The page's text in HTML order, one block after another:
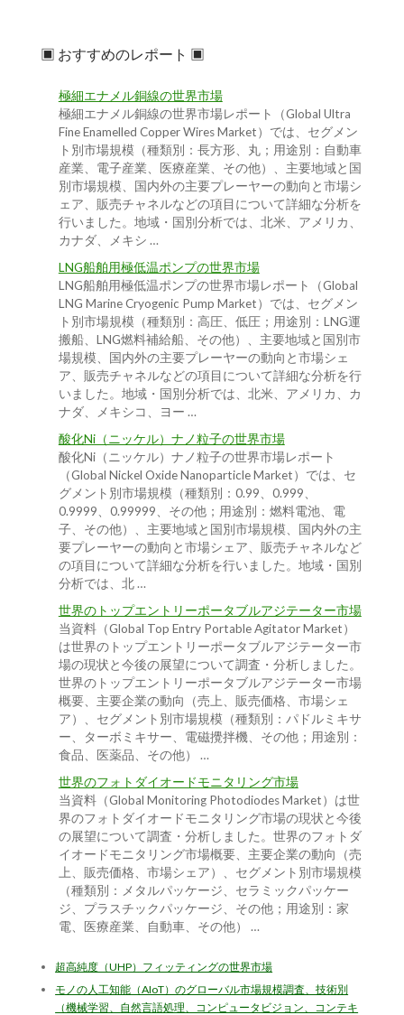
▣ おすすめのレポート ▣
極細エナメル銅線の世界市場
極細エナメル銅線の世界市場レポート（Global Ultra
Fine Enamelled Copper Wires Market）では、セグメン
ト別市場規模（種類別：長方形、丸；用途別：自動車
産業、電子産業、医療産業、その他）、主要地域と国
別市場規模、国内外の主要プレーヤーの動向と市場シ
ェア、販売チャネルなどの項目について詳細な分析を
行いました。地域・国別分析では、北米、アメリカ、
カナダ、メキシ …
LNG船舶用極低温ポンプの世界市場
LNG船舶用極低温ポンプの世界市場レポート（Global
LNG Marine Cryogenic Pump Market）では、セグメン
ト別市場規模（種類別：高圧、低圧；用途別：LNG運
搬船、LNG燃料補給船、その他）、主要地域と国別市
場規模、国内外の主要プレーヤーの動向と市場シェ
ア、販売チャネルなどの項目について詳細な分析を行
いました。地域・国別分析では、北米、アメリカ、カ
ナダ、メキシコ、ヨー …
酸化Ni（ニッケル）ナノ粒子の世界市場
酸化Ni（ニッケル）ナノ粒子の世界市場レポート
（Global Nickel Oxide Nanoparticle Market）では、セ
グメント別市場規模（種類別：0.99、0.999、
0.9999、0.99999、その他；用途別：燃料電池、電
子、その他）、主要地域と国別市場規模、国内外の主
要プレーヤーの動向と市場シェア、販売チャネルなど
の項目について詳細な分析を行いました。地域・国別
分析では、北 …
世界のトップエントリーポータブルアジテーター市場
当資料（Global Top Entry Portable Agitator Market）
は世界のトップエントリーポータブルアジテーター市
場の現状と今後の展望について調査・分析しました。
世界のトップエントリーポータブルアジテーター市場
概要、主要企業の動向（売上、販売価格、市場シェ
ア）、セグメント別市場規模（種類別：パドルミキサ
ー、ターボミキサー、電磁攪拌機、その他；用途別：
食品、医薬品、その他） …
世界のフォトダイオードモニタリング市場
当資料（Global Monitoring Photodiodes Market）は世
界のフォトダイオードモニタリング市場の現状と今後
の展望について調査・分析しました。世界のフォトダ
イオードモニタリング市場概要、主要企業の動向（売
上、販売価格、市場シェア）、セグメント別市場規模
（種類別：メタルパッケージ、セラミックパッケー
ジ、プラスチックパッケージ、その他；用途別：家
電、医療産業、自動車、その他） …
超高純度（UHP）フィッティングの世界市場
モノの人工知能（AIoT）のグローバル市場規模調査、技術別
（機械学習、自然言語処理、コンピュータビジョン、コンテキ